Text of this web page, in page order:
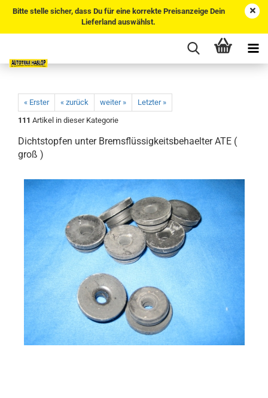
Bitte stelle sicher, dass Du für eine korrekte Preisanzeige Dein
Lieferland auswählst.
« Erster « zurück weiter »
Letzter »
111 Artikel in dieser Kategorie
Dichtstopfen unter Bremsflüssigkeitsbehaelter ATE (
groß )